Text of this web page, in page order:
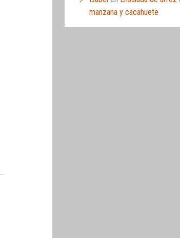
manzana y cacahuete